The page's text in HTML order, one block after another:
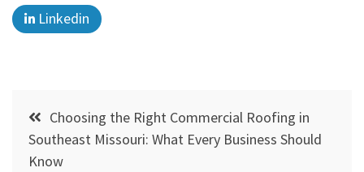
Linkedin
Post
navigation
Choosing the Right Commercial Roofing in
Southeast Missouri: What Every Business Should
Know